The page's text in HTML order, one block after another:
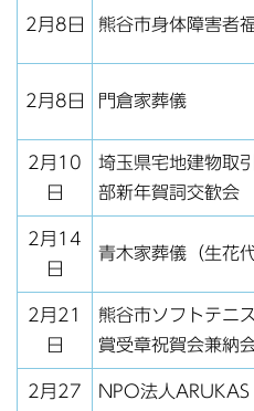
2月8日 熊谷市身体障害者
2月8日 門倉家葬儀
2月10
日
埼玉県宅地建物取
部新年賀詞交歓会
2月14
日
青木家葬儀（生花
2月21
日
熊谷市ソフトテニ
賞受章祝賀会兼納
2月27
NPO法人